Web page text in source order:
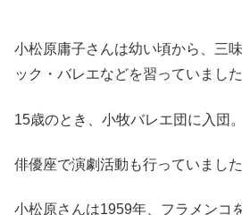
小松原庸子さんは幼い頃から、三
ック・バレエなどを習っていました
15歳のとき、小牧バレエ団に入団。
俳優座で演劇活動も行っていました
小松原さんは1959年、フラメンコ